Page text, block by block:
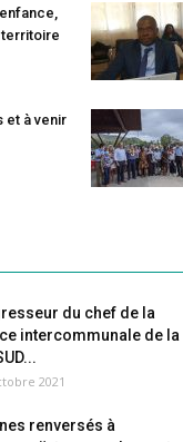
territoire
et à venir
du chef de la
intercommunale de la
2021
renversés à